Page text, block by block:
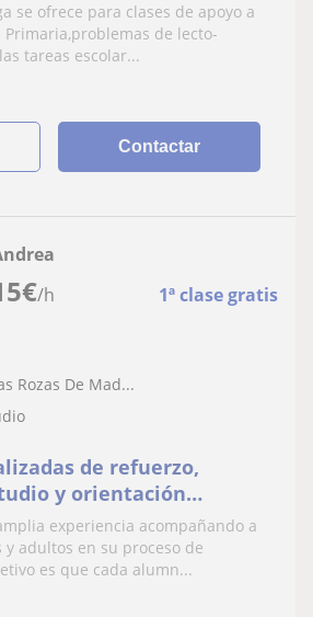
se ofrece para clases de apoyo a
de lecto-
tareas escolar...
Contactar
€/h 1ª clase gratis
Rozas De Mad...
de refuerzo,
y orientación
experiencia acompañando a
y adultos en su proceso de
es que cada alumn...